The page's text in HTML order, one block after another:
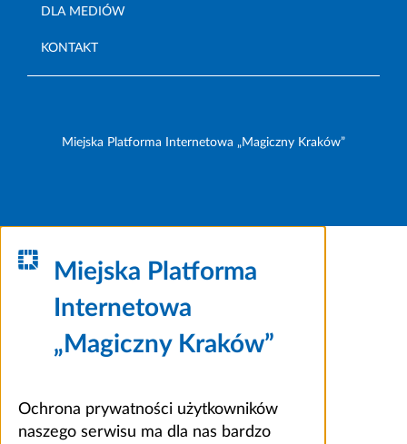
DLA MEDIÓW
KONTAKT
Miejska Platforma Internetowa „Magiczny Kraków”
Miejska Platforma
Internetowa
„Magiczny Kraków”
Ochrona prywatności użytkowników
naszego serwisu ma dla nas bardzo